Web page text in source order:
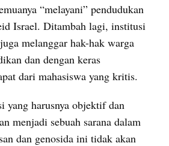
“melayani” pendudukan
Israel. Ditambah lagi, institusi
melanggar hak-hak warga
dan dengan keras
dari mahasiswa yang kritis.
yang harusnya objektif dan
menjadi sebuah sarana dalam
dan genosida ini tidak akan